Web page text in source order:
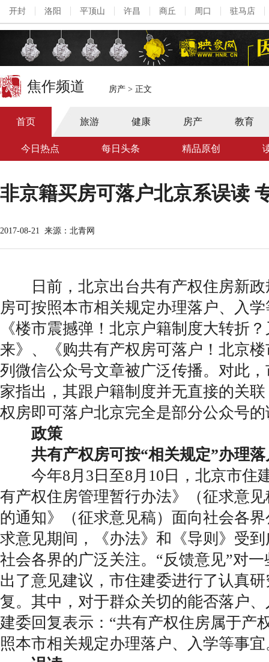
开封 洛阳 平顶山 许昌 商丘 周口 驻马店
焦作频道 房产 > 正文
首页 旅游 健康 房产 教育
今日热点 每日头条 精品原创
非京籍买房可落户北京系误读
2017-08-21 来源：北青网
日前，北京出台共有产权住房新政
房可按照本市相关规定办理落户、入
《楼市震撼弹！北京户籍制度大转折
来》、《购共有产权房可落户！北京
列微信公众号文章被广泛传播。对此
家指出，其跟户籍制度并无直接的关
权房即可落户北京完全是部分公众号
政策
共有产权房可按“相关规定”办理落
今年8月3日至8月10日，北京市住
有产权住房管理暂行办法》（征求意
的通知》（征求意见稿）面向社会各
求意见期间，《办法》和《导则》受
社会各界的广泛关注。“反馈意见”对
出了意见建议，市住建委进行了认真
复。其中，对于群众关切的能否落户
建委回复表示：“共有产权住房属于产
照本市相关规定办理落户、入学等事宜